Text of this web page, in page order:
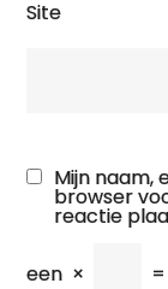
Site
Mijn naam,
browser
reactie
een × =